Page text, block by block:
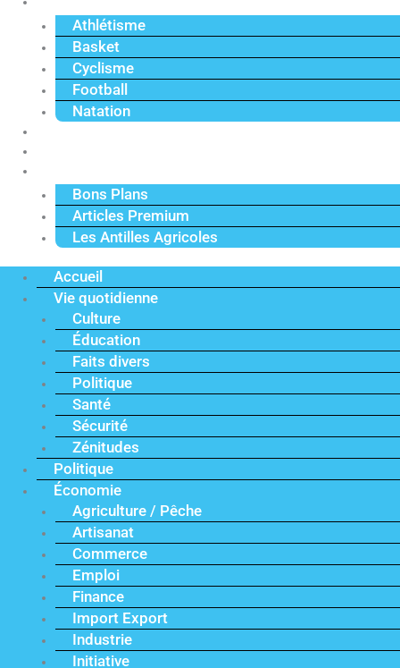
Athlétisme
Basket
Cyclisme
Football
Natation
Bons Plans
Articles Premium
Les Antilles Agricoles
Accueil
Vie quotidienne
Culture
Éducation
Faits divers
Politique
Santé
Sécurité
Zénitudes
Politique
Économie
Agriculture / Pêche
Artisanat
Commerce
Emploi
Finance
Import Export
Industrie
Initiative